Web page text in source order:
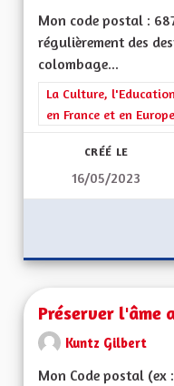
Mon code postal :
régulièrement des
colombage...
Filtrer les résultats
La Culture,
en France et en Europe
CRÉÉ LE
16/05/2023
Préserver l'âme
Kuntz Gilbert
Mon Code postal